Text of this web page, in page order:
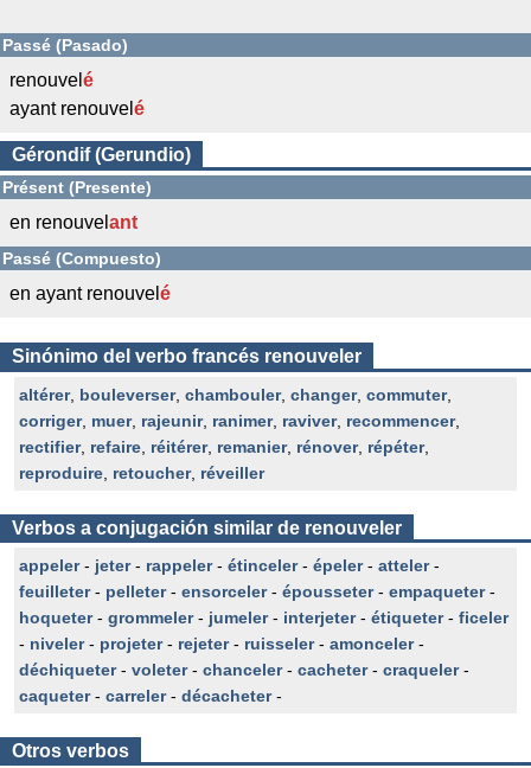
Passé (Pasado)
renouvel é
ayant renouvel é
Gérondif (Gerundio)
Présent (Presente)
en renouvel ant
Passé (Compuesto)
en ayant renouvel é
Sinónimo del verbo francés renouveler
altérer, bouleverser, chambouler, changer, commuter,
corriger, muer, rajeunir, ranimer, raviver, recommencer,
rectifier, refaire réitérer, remanier, rénover, répéter,
reproduire retoucher, réveiller
Verbos a conjugación similar de renouveler
appeler- jeter- rappeler- étinceler- épeler- atteler-
feuilleter- pelleter- ensorceler- épousseter- empaqueter-
hoqueter- grommeler- jumeler- interjeter- étiqueter- ficeler
- niveler- projeter- rejeter- ruisseler- amonceler-
déchiqueter- voleter- chanceler- cacheter- craqueler-
caqueter- carreler- décacheter-
Otros verbos